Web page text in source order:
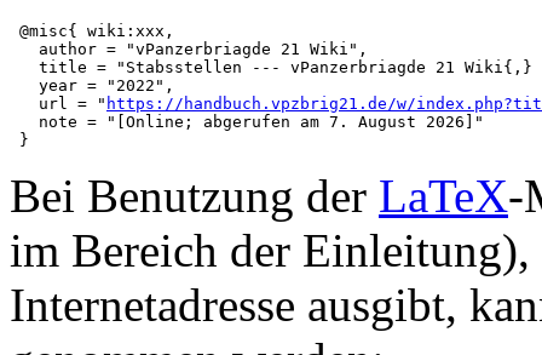
@misc{ wiki:xxx,
   author = "vPanzerbriagde 21 Wiki",
title = "Stabsstellen --- vPanzerbriagde 21 Wiki{,}
   year = "2022",
   url = "
https://handbuch.vpzbrig21.de/w/
   note = "[Online; abgerufen am 7. August 2026]"
Bei Benutzung der LaTeX-
im Bereich der Einleitung),
Internetadresse ausgibt,